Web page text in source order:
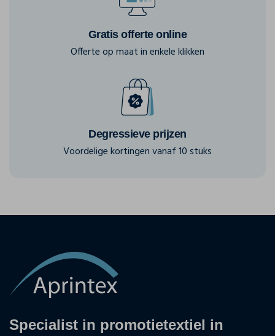
Gratis offerte online
Offerte op maat in enkele klikken
Degressieve prijzen
Voordelige kortingen vanaf 10 stuks
Specialist in promotietextiel in